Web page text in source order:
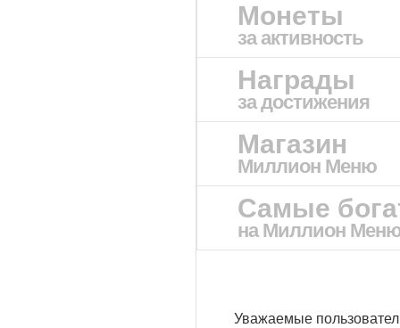
Монеты
за активность
Награды
за достижения
Магазин
Миллион Меню
Самые
на Миллион
Уважаемые